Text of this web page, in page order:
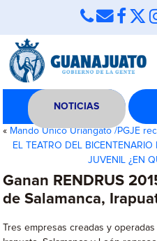
NOTICIAS
« Mando Único Uriangato /PGJE
EL TEATRO DEL
JUVENIL ¿EN
Ganan RENDRUS
de Salamanca,
Tres empresas creadas y